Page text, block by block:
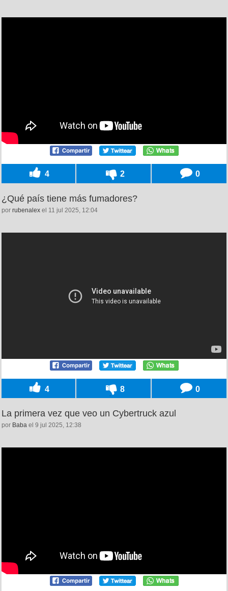
4 2 0
¿Qué país tiene más fumadores?
por rubenalex el 11 jul 2025, 12:04
4 8 0
La primera vez que veo un Cybertruck azul
por Baba el 9 jul 2025, 12:38